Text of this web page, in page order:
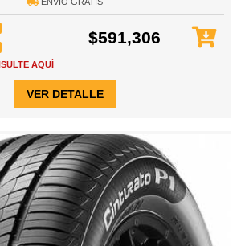
$591,306
AQUÍ
VER DETALLE